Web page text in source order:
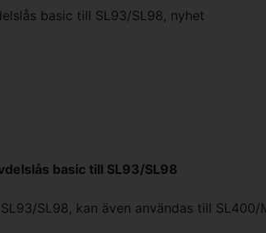
basic till SL93/SL98, nyhet
basic till SL93/SL98
SL98, kan även användas till